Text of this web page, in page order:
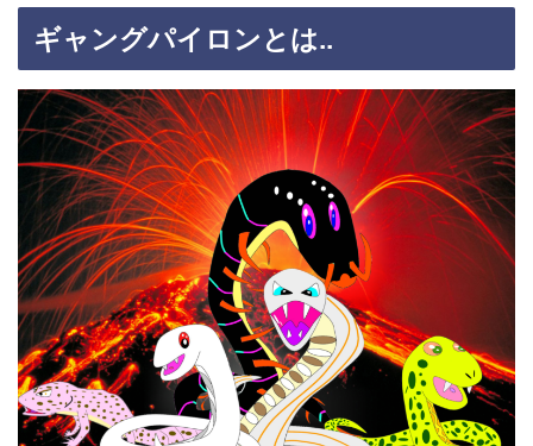
ギャングパイロンとは..